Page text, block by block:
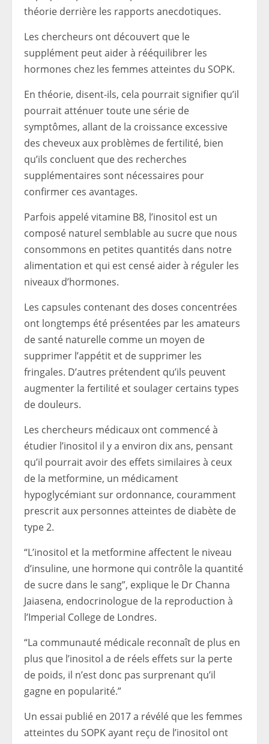
théorie derrière les rapports anecdotiques.
Les chercheurs ont découvert que le
supplément peut aider à rééquilibrer les
hormones chez les femmes atteintes du SOPK.
En théorie, disent-ils, cela pourrait signifier qu’il
pourrait atténuer toute une série de
symptômes, allant de la croissance excessive
des cheveux aux problèmes de fertilité, bien
qu’ils concluent que des recherches
supplémentaires sont nécessaires pour
confirmer ces avantages.
Parfois appelé vitamine B8, l’inositol est un
composé naturel semblable au sucre que nous
consommons en petites quantités dans notre
alimentation et qui est censé aider à réguler les
niveaux d’hormones.
Les capsules contenant des doses concentrées
ont longtemps été présentées par les amateurs
de santé naturelle comme un moyen de
supprimer l’appétit et de supprimer les
fringales. D’autres prétendent qu’ils peuvent
augmenter la fertilité et soulager certains types
de douleurs.
Les chercheurs médicaux ont commencé à
étudier l’inositol il y a environ dix ans, pensant
qu’il pourrait avoir des effets similaires à ceux
de la metformine, un médicament
hypoglycémiant sur ordonnance, couramment
prescrit aux personnes atteintes de diabète de
type 2.
“L’inositol et la metformine affectent le niveau
d’insuline, une hormone qui contrôle la quantité
de sucre dans le sang”, explique le Dr Channa
Jaiasena, endocrinologue de la reproduction à
l’Imperial College de Londres.
“La communauté médicale reconnaît de plus en
plus que l’inositol a de réels effets sur la perte
de poids, il n’est donc pas surprenant qu’il
gagne en popularité.”
Un essai publié en 2017 a révélé que les femmes
atteintes du SOPK ayant reçu de l’inositol ont